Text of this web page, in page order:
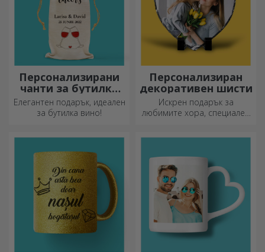
Персонализирани
чанти за бутилки
вино
Елегантен подарък, идеален
за бутилка вино!
Персонализиран
декоративен шисти
Искрен подарък за
любимите хора, специален